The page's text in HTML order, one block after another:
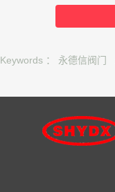
Keywords ： 永德信阀门